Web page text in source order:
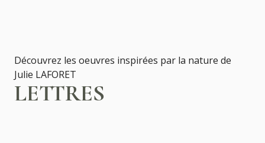
Découvrez les oeuvres inspirées par la nature de
Julie LAFORET
LETTRES